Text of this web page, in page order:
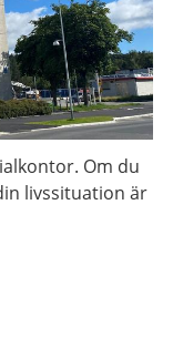
Om du
livssituation är